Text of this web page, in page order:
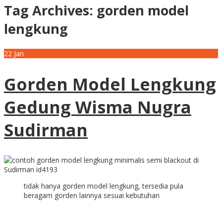
Tag Archives: gorden model
lengkung
22 Jan
Gorden Model Lengkung
Gedung Wisma Nugra
Sudirman
tidak hanya gorden model lengkung, tersedia pula
beragam gorden lainnya sesuai kebutuhan